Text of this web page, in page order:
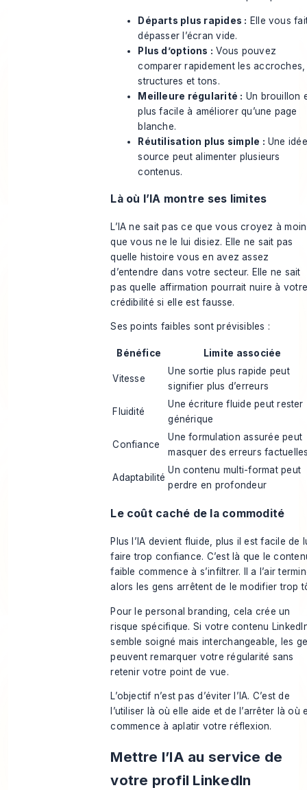
Départs plus rapides : Elle vous
dépasser l’écran vide.
Plus d’options : Vous pouvez
comparer rapidement les accroches,
structures et tons.
Meilleure régularité : Un brouillon
plus facile à améliorer qu’une page
blanche.
Réutilisation plus simple : Une idée
source peut alimenter plusieurs
contenus.
Là où l’IA montre ses limites
L’IA ne sait pas ce que vous croyez à
que vous ne le lui disiez. Elle ne sait pas
quelle histoire vous en avez assez
d’entendre dans votre secteur. Elle ne sait
pas quelle affirmation pourrait nuire à
crédibilité si elle est fausse.
Ses points faibles sont prévisibles :
Bénéfice Limite associée
Vitesse
Une sortie plus rapide peut
signifier plus d’erreurs
Fluidité
Une écriture fluide peut rester
générique
Confiance
Une formulation assurée peut
masquer des erreurs
Adaptabilité
Un contenu multi-format peut
perdre en profondeur
Le coût caché de la commodité
Plus l’IA devient fluide, plus il est facile de
faire trop confiance. C’est là que le
faible commence à s’infiltrer. Il a l’air
alors les gens arrêtent de le modifier trop
Pour le personal branding, cela crée un
risque spécifique. Si votre contenu
semble soigné mais interchangeable, les
peuvent remarquer votre régularité sans
retenir votre point de vue.
L’objectif n’est pas d’éviter l’IA. C’est de
l’utiliser là où elle aide et de l’arrêter là où
commence à aplatir votre réflexion.
Mettre l’IA au service de
votre profil LinkedIn